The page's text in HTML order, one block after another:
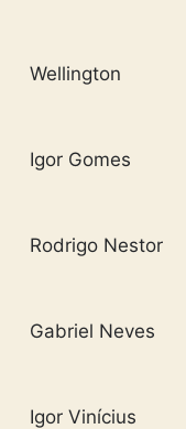
Wellington
Igor Gomes
Rodrigo Nestor
Gabriel Neves
Igor Vinícius